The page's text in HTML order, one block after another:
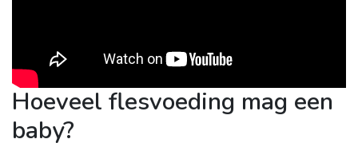
Hoeveel flesvoeding mag een
baby?